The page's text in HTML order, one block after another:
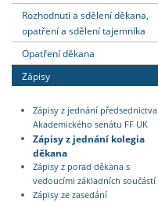
Rozhodnutí a sdělení děkana,
opatření a sdělení tajemníka
Opatření děkana
Zápisy
Zápisy z jednání předsednictva
Akademického senátu FF UK
Zápisy z jednání kolegia
děkana
Zápisy z porad děkana s
vedoucími základních součástí
Zápisy ze zasedání